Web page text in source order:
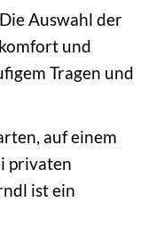
Die Auswahl der
und
Tragen und
auf einem
privaten
ist ein